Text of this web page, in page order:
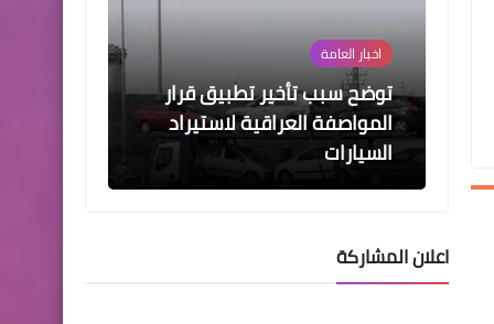
مركز تحميل النتائج
نتائج السادس تطبيقي 2021
الدور الاول
اعلان المشاركة